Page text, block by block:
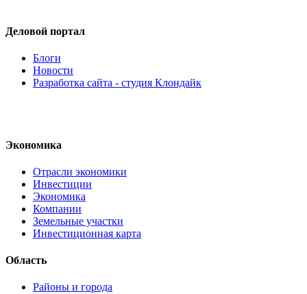
Деловой портал
Блоги
Новости
Разработка сайта - студия Клондайк
Экономика
Отрасли экономики
Инвестиции
Экономика
Компании
Земельные участки
Инвестиционная карта
Область
Районы и города